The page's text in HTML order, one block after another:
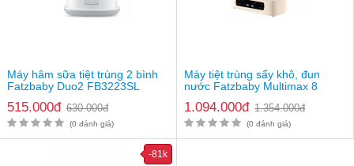
Máy hâm sữa tiệt trùng 2 bình
Fatzbaby Duo2 FB3223SL
515.000đ 630.000đ
(0 đánh giá)
Máy tiệt trùng sấy khô, đun
nước Fatzbaby Multimax 8
1.094.000đ 1.354.000đ
(0 đánh giá)
-81k